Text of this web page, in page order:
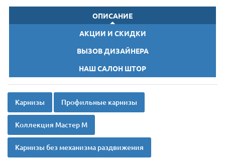
ОПИСАНИЕ
АКЦИИ И СКИДКИ
ВЫЗОВ ДИЗАЙНЕРА
НАШ САЛОН ШТОР
Карнизы Профильные карнизы
Коллекция Мастер М
Карнизы без механизма раздвижения